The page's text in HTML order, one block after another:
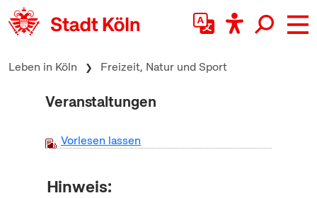
zum Inhalt springen
Leben in Köln Freizeit, Natur und Sport
Veranstaltungen
Vorlesen lassen
Hinweis: